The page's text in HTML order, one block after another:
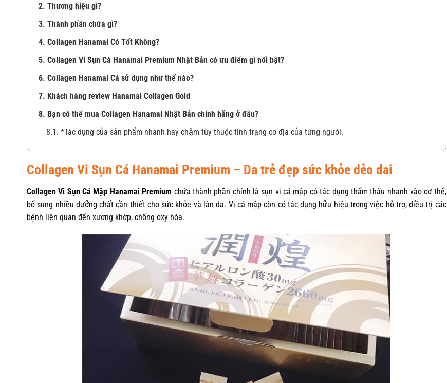
2. Thương hiệu gì?
3. Thành phần chứa gì?
4. Collagen Hanamai Có Tốt Không?
5. Collagen Vi Sụn Cá Hanamai Premium Nhật Bản có ưu điểm gì nổi bật?
6. Collagen Hanamai Cá sử dụng như thế nào?
7. Khách hàng review Hanamai Collagen Gold
8. Bạn có thể mua Collagen Hanamai Nhật Bản chính hãng ở đâu?
8.1. *Tác dụng của sản phẩm nhanh hay chậm tùy thuộc tình trạng cơ địa của từng người.
Collagen Vi Sụn Cá Hanamai Premium – Da trẻ đẹp sức khỏe dẻo dai
Collagen Vi Sụn Cá Mập Hanamai Premium chứa thành phần chính là sụn vi cá mập có tác dụng thẩm thấu nhanh vào cơ thể,
bổ sung nhiều dưỡng chất cần thiết cho sức khỏe và làn da. Vi cá mập còn có tác dụng hữu hiệu trong việc hỗ trợ, điều trị các
bệnh liên quan đến xương khớp, chống oxy hóa.